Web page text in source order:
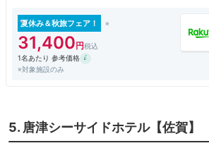
貸切にしたのでインフィニティ風呂では景色が良
にゆっくり入れて癒された。
夜は貸切風呂(80分有料)→十勝石（黒曜石）の岩
で温泉を満喫した。
施設内ではいろんなお茶が飲めるお茶処、日本酒
めるものが色々あった。
夏休み＆秋旅フェア！
31,400
1名あたり 参考価格
※対象施設のみ
5. 唐津シーサイドホテル【佐賀】